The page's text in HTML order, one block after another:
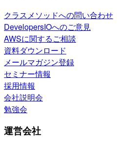
クラスメソッドへの問い合わせ
DevelopersIOへのご意見
AWSに関するご相談
資料ダウンロード
メールマガジン登録
セミナー情報
採用情報
会社説明会
勉強会
運営会社